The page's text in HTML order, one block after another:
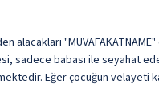
"MUVAFAKATNAME"
babası ile seyahat
Eğer çocuğun velayeti